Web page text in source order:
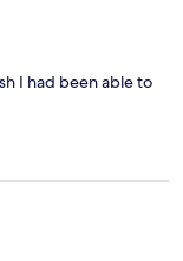
I had been able to